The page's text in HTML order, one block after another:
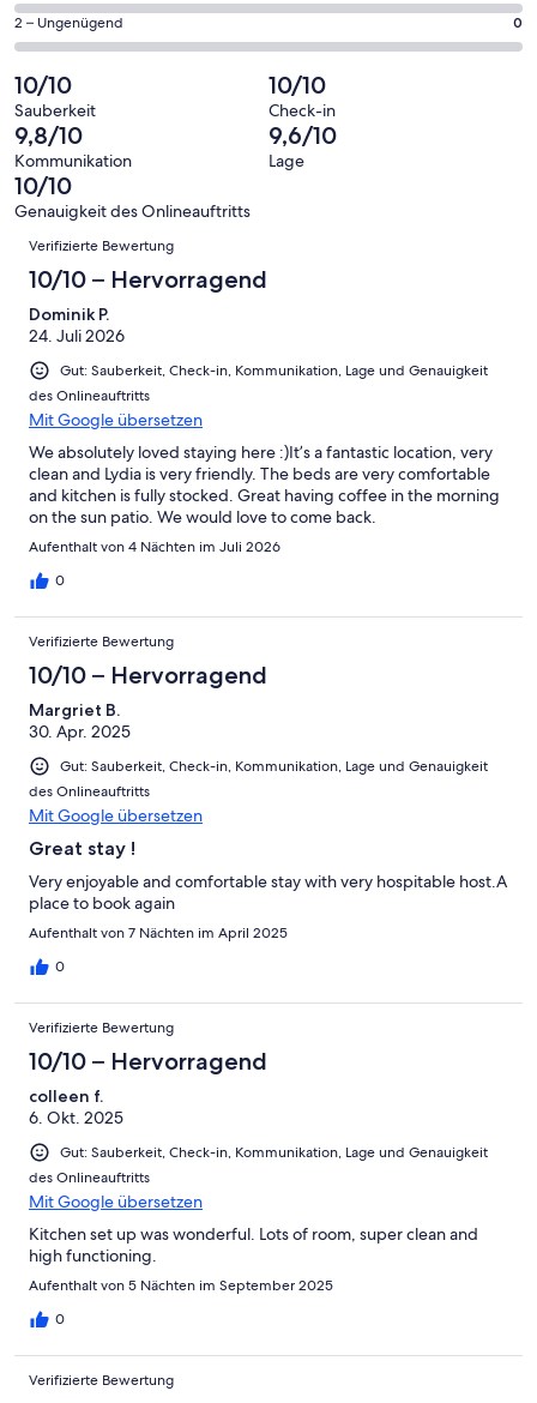
eine
Bewertung
von
10
-
Hervorragend
Gästebewertungen
haben
Bewertung
von
8
-
Gut
75
Gästebewertungen
haben
eine
Bewertung
von
6
-
Okay
von
insgesamt
Gästebewertungen
haben
eine
Bewertung
von
4
0
von
insgesamt
75
Gästebewertungen
haben
eine
Bewertung
2 – Ungenügend 0
10/10
Sauberkeit
10/10
Check-in
9,8/10
Kommunikation
9,6/10
Lage
10/10
Genauigkeit des Onlineauftritts
Bewertungen
Verifizierte Bewertung
10/10 – Hervorragend
Dominik P.
24. Juli 2026
Gut: Sauberkeit, Check-in, Kommunikation, Lage und Genauigkeit
des Onlineauftritts
Mit Google übersetzen
We absolutely loved staying here :)It’s a fantastic location, very
clean and Lydia is very friendly. The beds are very comfortable
and kitchen is fully stocked. Great having coffee in the morning
on the sun patio. We would love to come back.
Aufenthalt von 4 Nächten im Juli 2026
0
Verifizierte Bewertung
10/10 – Hervorragend
Margriet B.
30. Apr. 2025
Gut: Sauberkeit, Check-in, Kommunikation, Lage und Genauigkeit
des Onlineauftritts
Mit Google übersetzen
Great stay !
Very enjoyable and comfortable stay with very hospitable host.A
place to book again
Aufenthalt von 7 Nächten im April 2025
0
Verifizierte Bewertung
10/10 – Hervorragend
colleen f.
6. Okt. 2025
Gut: Sauberkeit, Check-in, Kommunikation, Lage und Genauigkeit
des Onlineauftritts
Mit Google übersetzen
Kitchen set up was wonderful. Lots of room, super clean and
high functioning.
Aufenthalt von 5 Nächten im September 2025
0
Verifizierte Bewertung